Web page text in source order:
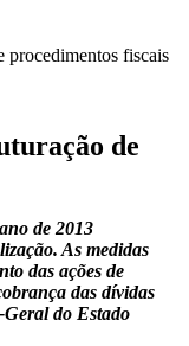
procedimentos fiscais
de
de 2013
As medidas
das ações de
das dívidas
do Estado